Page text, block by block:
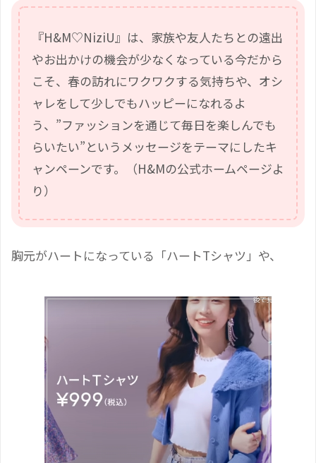
『H&M♡NiziU』は、家族や友人たちとの遠出
やお出かけの機会が少なくなっている今だから
こそ、春の訪れにワクワクする気持ちや、オシ
ャレをして少しでもハッピーになれるよ
う、”ファッションを通じて毎日を楽しんでも
らいたい”というメッセージをテーマにしたキ
ャンペーンです。（H&Mの公式ホームページよ
り）
胸元がハートになっている「ハートTシャツ」や、